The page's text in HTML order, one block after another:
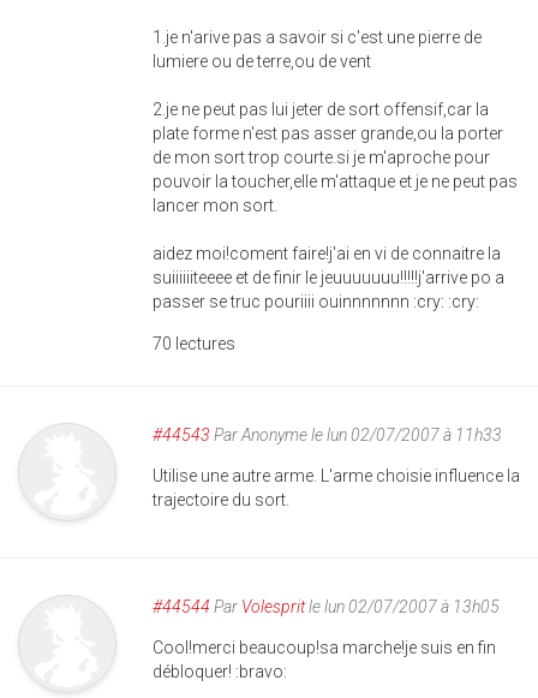
1.je n'arive pas a savoir si c'est une pierre de
lumiere ou de terre,ou de vent
2.je ne peut pas lui jeter de sort offensif,car la
plate forme n'est pas asser grande,ou la porter
de mon sort trop courte.si je m'aproche pour
pouvoir la toucher,elle m'attaque et je ne peut pas
lancer mon sort.
aidez moi!coment faire!j'ai en vi de connaitre la
suiiiiiiteeee et de finir le jeuuuuuuu!!!!!j'arrive po a
passer se truc pouriiii ouinnnnnnn :cry: :cry:
70 lectures
#44543 ParAnonymele lun 02/07/2007 à 11h33
Utilise une autre arme. L'arme choisie influence la
trajectoire du sort.
#44544 Par Volespritle lun 02/07/2007 à 13h05
Cool!merci beaucoup!sa marche!je suis en fin
débloquer! :bravo: